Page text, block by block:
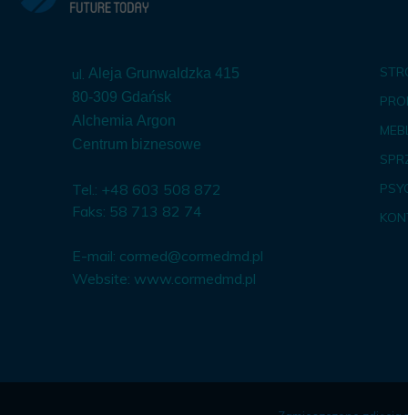
ul. Aleja Grunwaldzka 415
80-309 Gdańsk
Alchemia Argon
Centrum biznesowe
Tel.: +48 603 508 872
Faks: 58 713 82 74
E-mail: cormed@cormedmd.pl
Website: www.cormedmd.pl